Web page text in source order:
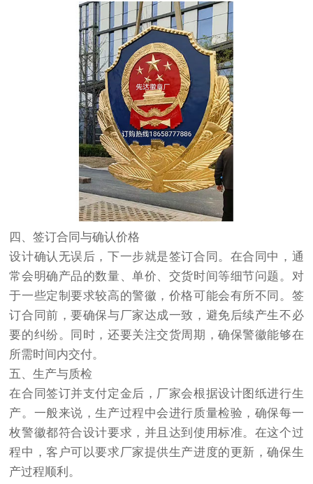
四、签订合同与确认价格
设计确认无误后，下一步就是签订合同。在合同中，通
常会明确产品的数量、单价、交货时间等细节问题。对
于一些定制要求较高的警徽，价格可能会有所不同。签
订合同前，要确保与厂家达成一致，避免后续产生不必
要的纠纷。同时，还要关注交货周期，确保警徽能够在
所需时间内交付。
五、生产与质检
在合同签订并支付定金后，厂家会根据设计图纸进行生
产。一般来说，生产过程中会进行质量检验，确保每一
枚警徽都符合设计要求，并且达到使用标准。在这个过
程中，客户可以要求厂家提供生产进度的更新，确保生
产过程顺利。